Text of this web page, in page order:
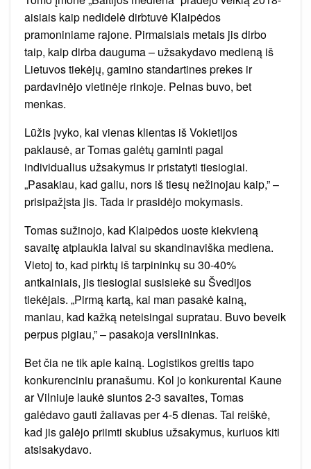
aisiais kaip nedidelė dirbtuvė Klaipėdos
pramoniniame rajone. Pirmaisiais metais jis dirbo
taip, kaip dirba dauguma – užsakydavo medieną iš
Lietuvos tiekėjų, gamino standartines prekes ir
pardavinėjo vietinėje rinkoje. Pelnas buvo, bet
menkas.
Lūžis įvyko, kai vienas klientas iš Vokietijos
paklausė, ar Tomas galėtų gaminti pagal
individualius užsakymus ir pristatyti tiesiogiai.
„Pasakiau, kad galiu, nors iš tiesų nežinojau kaip,” –
prisipažįsta jis. Tada ir prasidėjo mokymasis.
Tomas sužinojo, kad Klaipėdos uoste kiekvieną
savaitę atplaukia laivai su skandinaviška mediena.
Vietoj to, kad pirktų iš tarpininkų su 30-40%
antkainiais, jis tiesiogiai susisiekė su Švedijos
tiekėjais. „Pirmą kartą, kai man pasakė kainą,
maniau, kad kažką neteisingai supratau. Buvo beveik
perpus pigiau,” – pasakoja verslininkas.
Bet čia ne tik apie kainą. Logistikos greitis tapo
konkurenciniu pranašumu. Kol jo konkurentai Kaune
ar Vilniuje laukė siuntos 2-3 savaites, Tomas
galėdavo gauti žaliavas per 4-5 dienas. Tai reiškė,
kad jis galėjo priimti skubius užsakymus, kuriuos kiti
atsisakydavo.